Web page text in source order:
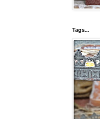
Tags...